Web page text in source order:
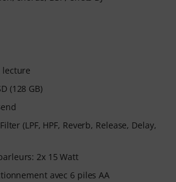
expédiée, vous recevez
code d'activation par e-mail.
automatiquement après
lecture
(128 GB)
(LPF, HPF, Reverb, Release, Delay,
2x 15 Watt
avec 6 piles AA